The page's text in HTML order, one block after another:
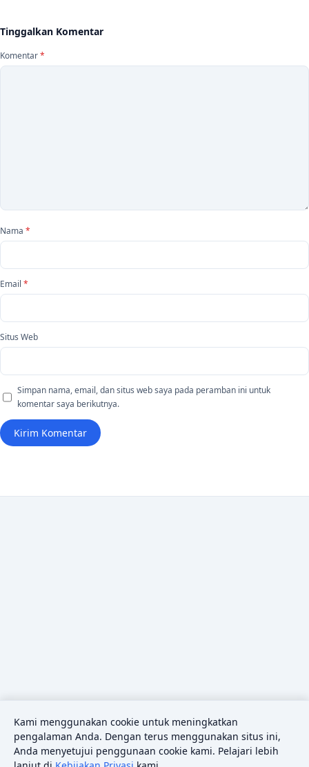
Tinggalkan Komentar
Komentar*
Nama *
Email *
Situs Web
Simpan nama, email, dan situs web saya pada peramban ini untuk
komentar saya berikutnya.
Kami menggunakan cookie untuk meningkatkan
pengalaman Anda. Dengan terus menggunakan situs ini,
Anda menyetujui penggunaan cookie kami. Pelajari lebih